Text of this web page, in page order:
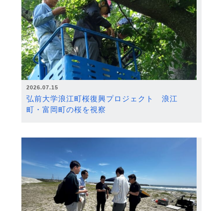
2026.07.15
弘前大学浪江町桜復興プロジェクト 浪江
町・富岡町の桜を視察